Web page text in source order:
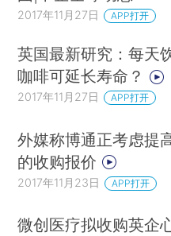
2017年11月27日 APP打开
英国最新研究：每天
咖啡可延长寿命？
2017年11月27日 APP打开
外媒称博通正考虑提
的收购报价
2017年11月23日 APP打开
微创医疗拟收购英企